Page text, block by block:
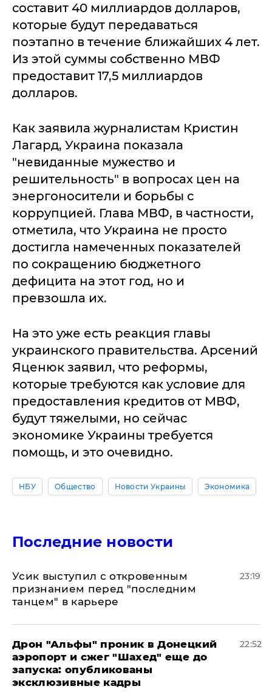
составит 40 миллиардов долларов,
которые будут передаваться
поэтапно в течение ближайших 4 лет.
Из этой суммы собственно МВФ
предоставит 17,5 миллиардов
долларов.
Как заявила журналистам Кристин
Лагард, Украина показала
"невиданные мужество и
решительность" в вопросах цен на
энергоносители и борьбы с
коррупцией. Глава МВФ, в частности,
отметила, что Украина не просто
достигла намеченных показателей
по сокращению бюджетного
дефицита на этот год, но и
превзошла их.
На это уже есть реакция главы
украинского правительства. Арсений
Яценюк заявил, что реформы,
которые требуются как условие для
предоставления кредитов от МВФ,
будут тяжелыми, но сейчас
экономике Украины требуется
помощь, и это очевидно.
НБУ Общество Новости Украины Экономика
Последние новости
Усик выступил с откровенным
признанием перед "последним
танцем" в карьере
23:19
Дрон "Альфы" проник в Донецкий
аэропорт и сжег "Шахед" еще до
запуска: опубликованы
эксклюзивные кадры
22:52